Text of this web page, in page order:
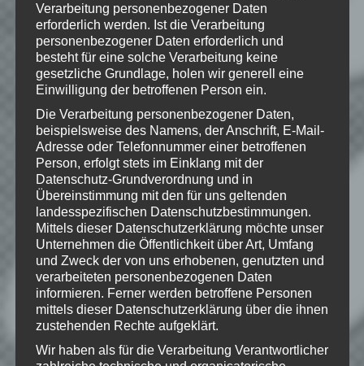
Wie gefällt dir dieser Beitrag?
Klicke hier und lasse
eine Bewertung da!
Schreibe einen Kommentar
Deine E-Mail-Adresse wird nicht
veröffentlicht. Erforderliche Felder
sind mit*markiert
Kommentar*
Verarbeitung personenbezogener Daten
erforderlich werden. Ist die Verarbeitung
personenbezogener Daten erforderlich und
besteht für eine solche Verarbeitung keine
gesetzliche Grundlage, holen wir generell eine
Einwilligung der betroffenen Person ein.
Die Verarbeitung personenbezogener Daten,
beispielsweise des Namens, der Anschrift, E-Mail-
Adresse oder Telefonnummer einer betroffenen
Person, erfolgt stets im Einklang mit der
Datenschutz-Grundverordnung und in
Übereinstimmung mit den für uns geltenden
landesspezifischen Datenschutzbestimmungen.
Mittels dieser Datenschutzerklärung möchte unser
Unternehmen die Öffentlichkeit über Art, Umfang
und Zweck der von uns erhobenen, genutzten und
verarbeiteten personenbezogenen Daten
informieren. Ferner werden betroffene Personen
mittels dieser Datenschutzerklärung über die ihnen
zustehenden Rechte aufgeklärt.
Wir haben als für die Verarbeitung Verantwortlicher